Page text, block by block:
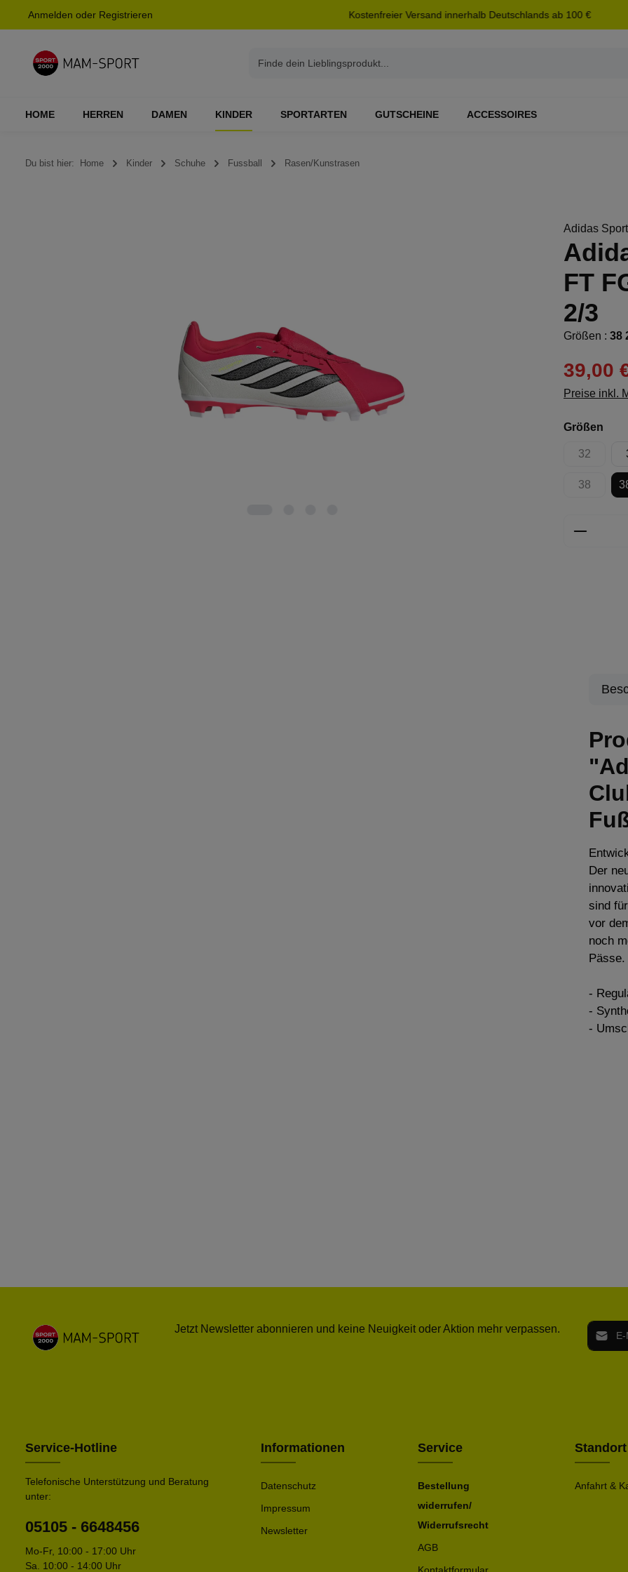
Zur Hauptnavigation springen
Anmelden oder Registrieren Kostenfreier Versand innerhalb Deutschlands ab 100 €
HOME HERREN DAMEN KINDER SPORTARTEN GUTSCHEINE ACCESSOIRES
Du bist hier: Home Kinder Schuhe Fussball Rasen/Kunstrasen
Adidas
FT
2/3
Größen : 38
39,00
Preise inkl.
Größen
32
(Diese
38
(Diese
Der
sind
vor
noch
Pässe.
-
-
-
Jetzt Newsletter abonnieren und keine Neuigkeit oder Aktion mehr verpassen. E-Mail-
Service-Hotline
Telefonische Unterstützung und Beratung
unter:
05105 - 6648456
Mo-Fr, 10:00 - 17:00 Uhr
Sa. 10:00 - 14:00 Uhr
Informationen
Datenschutz
Impressum
Newsletter
Service
Bestellung
widerrufen/
Widerrufsrecht
AGB
Standort
Anfahrt &